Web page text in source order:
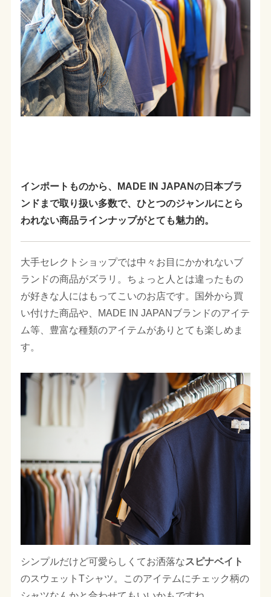
インポートものから、MADE IN JAPANの日本ブラ
ンドまで取り扱い多数で、ひとつのジャンルにとら
われない商品ラインナップがとても魅力的。
大手セレクトショップでは中々お目にかかれないブ
ランドの商品がズラリ。ちょっと人とは違ったもの
が好きな人にはもってこいのお店です。国外から買
い付けた商品や、MADE IN JAPANブランドのアイテ
ム等、豊富な種類のアイテムがありとても楽しめま
す。
シンプルだけど可愛らしくてお洒落なスピナベイト
のスウェットTシャツ。このアイテムにチェック柄の